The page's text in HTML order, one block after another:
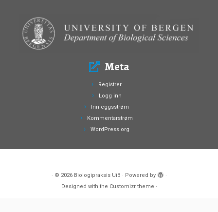
Meta
Registrer
Logg inn
Innleggsstrøm
Kommentarstrøm
WordPress.org
· © 2026 Biologipraksis UiB · Powered by
·
Designed with the Customizr theme ·